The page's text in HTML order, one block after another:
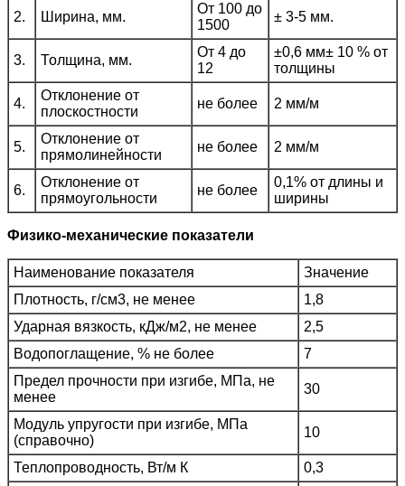
2. Ширина, мм.
От 100 до
1500
± 3-5 мм.
3. Толщина, мм.
От 4 до
12
±0,6 мм± 10 % от
толщины
4.
Отклонение от
плоскостности
не более 2 мм/м
5.
Отклонение от
прямолинейности
не более 2 мм/м
6.
Отклонение от
прямоугольности
не более
0,1% от длины и
ширины
Физико-механические показатели
Наименование показателя
Значение
Плотность, г/см3, не менее
1,8
Ударная вязкость, кДж/м2, не менее
2,5
Водопоглащение, % не более
7
Предел прочности при изгибе, МПа, не
менее
30
Модуль упругости при изгибе, МПа
(справочно)
10
Теплопроводность, Вт/м К
0,3